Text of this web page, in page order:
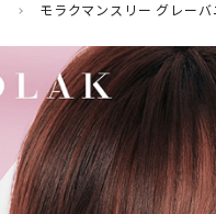
モラクマンスリー グレーバ